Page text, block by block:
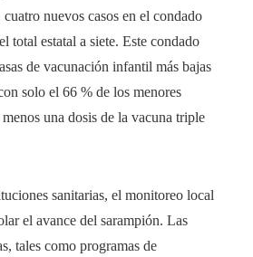
nuevos casos en el condado
total estatal a siete. Este condado
de vacunación infantil más bajas
solo el 66 % de los menores
una dosis de la vacuna triple
sanitarias, el monitoreo local
el avance del sarampión. Las
tales como programas de